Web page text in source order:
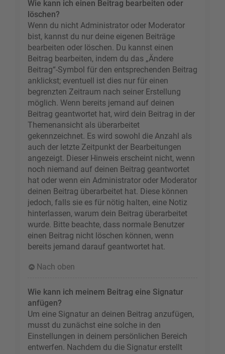
Wie kann ich einen Beitrag bearbeiten oder
löschen?
Wenn du nicht Administrator oder Moderator
bist, kannst du nur deine eigenen Beiträge
bearbeiten oder löschen. Du kannst einen
Beitrag bearbeiten, indem du das „Ändere
Beitrag“-Symbol für den entsprechenden Beitrag
anklickst; eventuell ist dies nur für einen
begrenzten Zeitraum nach seiner Erstellung
möglich. Wenn bereits jemand auf deinen
Beitrag geantwortet hat, wird dein Beitrag in der
Themenansicht als überarbeitet
gekennzeichnet. Es wird sowohl die Anzahl als
auch der letzte Zeitpunkt der Bearbeitungen
angezeigt. Dieser Hinweis erscheint nicht, wenn
noch niemand auf deinen Beitrag geantwortet
hat oder wenn ein Administrator oder Moderator
deinen Beitrag überarbeitet hat. Diese können
jedoch, falls sie es für nötig halten, eine Notiz
hinterlassen, warum dein Beitrag überarbeitet
wurde. Bitte beachte, dass normale Benutzer
einen Beitrag nicht löschen können, wenn
bereits jemand darauf geantwortet hat.
Nach oben
Wie kann ich meinem Beitrag eine Signatur
anfügen?
Um eine Signatur an deinen Beitrag anzufügen,
musst du zunächst eine solche in den
Einstellungen in deinem persönlichen Bereich
entwerfen. Nachdem du die Signatur erstellt